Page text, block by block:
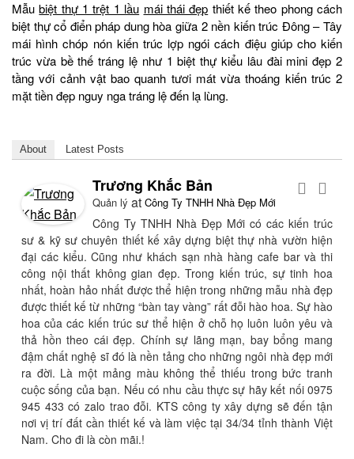
Mẫubiệt thự 1 trệt 1 lầu mái thái đẹp thiết kế theo phong cách
biệt thự cổ điển pháp dung hòa giữa 2 nền kiến trúc Đông – Tây
mái hình chóp nón kiến trúc lợp ngói cách điệu giúp cho kiến
trúc vừa bề thế tráng lệ như 1 biệt thự kiểu lâu đài mini đẹp 2
tầng với cảnh vật bao quanh tươi mát vừa thoáng kiến trúc 2
mặt tiền đẹp nguy nga tráng lệ đến lạ lùng.
About Latest Posts
Trương Khắc Bản
Quản lý at Công Ty TNHH Nhà Đẹp Mới
Công Ty TNHH Nhà Đẹp Mới có các kiến trúc
sư & kỹ sư chuyên thiết kế xây dựng biệt thự nhà vườn hiện
đại các kiểu. Cũng như khách sạn nhà hàng cafe bar và thi
công nội thất không gian đẹp. Trong kiến trúc, sự tinh hoa
nhất, hoàn hảo nhất được thể hiện trong những mẫu nhà đẹp
được thiết kế từ những “bàn tay vàng” rất đỗi hào hoa. Sự hào
hoa của các kiến trúc sư thể hiện ở chỗ họ luôn luôn yêu và
thả hồn theo cái đẹp. Chính sự lãng mạn, bay bổng mang
đậm chất nghệ sĩ đó là nền tảng cho những ngôi nhà đẹp mới
ra đời. Là một mảng màu không thể thiếu trong bức tranh
cuộc sống của bạn. Nếu có nhu cầu thực sự hãy kết nối 0975
945 433 có zalo trao đỗi. KTS công ty xây dựng sẽ đến tận
nơi vị trí đất cần thiết kế và làm việc tại 34/34 tỉnh thành Việt
Nam. Cho đi là còn mãi.!